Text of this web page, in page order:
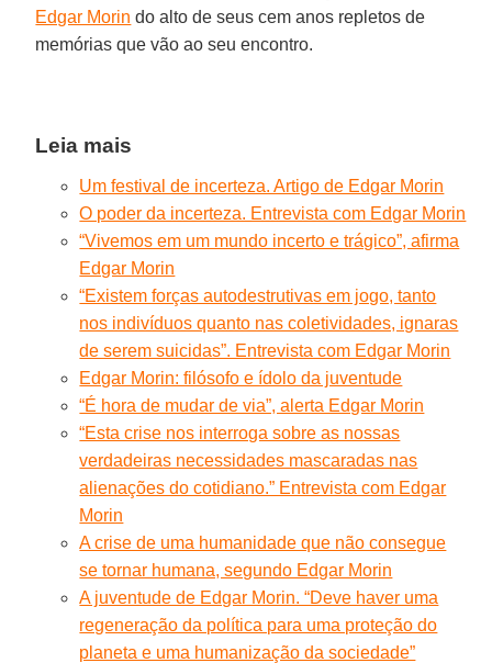
Edgar Morin do alto de seus cem anos repletos de
memórias que vão ao seu encontro.
Leia mais
Um festival de incerteza. Artigo de Edgar Morin
O poder da incerteza. Entrevista com Edgar Morin
“Vivemos em um mundo incerto e trágico”, afirma
Edgar Morin
“Existem forças autodestrutivas em jogo, tanto
nos indivíduos quanto nas coletividades, ignaras
de serem suicidas”. Entrevista com Edgar Morin
Edgar Morin: filósofo e ídolo da juventude
“É hora de mudar de via”, alerta Edgar Morin
“Esta crise nos interroga sobre as nossas
verdadeiras necessidades mascaradas nas
alienações do cotidiano.” Entrevista com Edgar
Morin
A crise de uma humanidade que não consegue
se tornar humana, segundo Edgar Morin
A juventude de Edgar Morin. “Deve haver uma
regeneração da política para uma proteção do
planeta e uma humanização da sociedade”